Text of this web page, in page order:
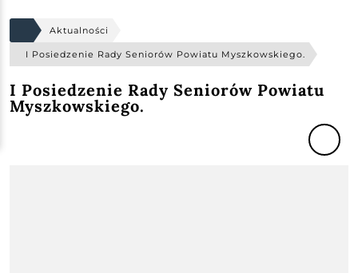
Aktualności
I Posiedzenie Rady Seniorów Powiatu Myszkowskiego.
I Posiedzenie Rady Seniorów Powiatu
Myszkowskiego.